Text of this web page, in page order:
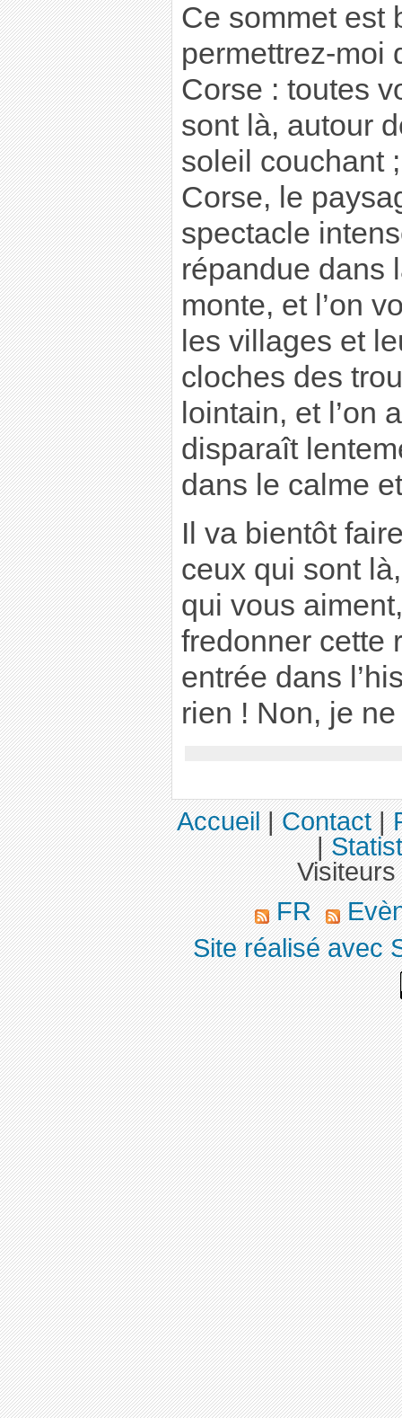
Ce sommet est
permettrez-moi
Corse : toutes
sont là, autour
soleil couchant
Corse, le
spectacle
répandue dans
monte, et l’on
les villages et
cloches des
lointain, et l’on
disparaît
dans le calme
Il va bientôt
ceux qui sont
qui vous
fredonner cette
entrée dans
rien ! Non, je ne
Accueil|Contact|
|
FR
Site réalisé avec